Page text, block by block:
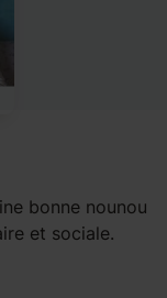
bonne nounou
et sociale.